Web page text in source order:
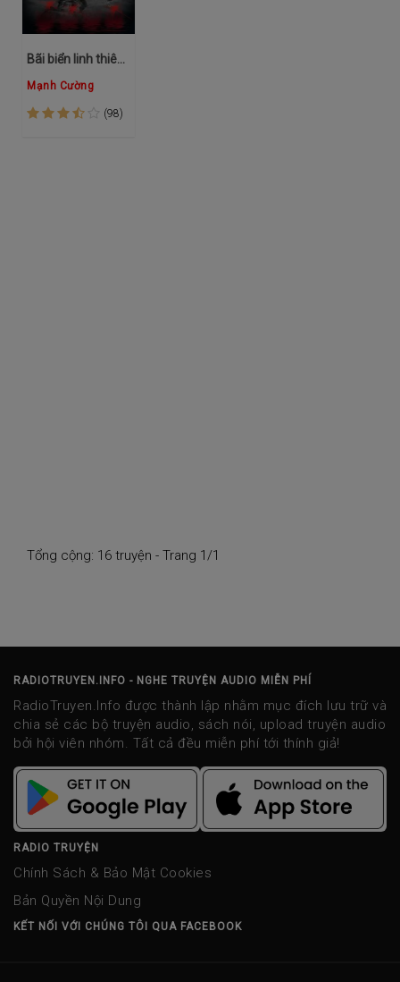
Bãi biển linh thiêng
Mạnh Cường
(98)
Tổng cộng: 16 truyện - Trang 1/1
RADIOTRUYEN.INFO - NGHE TRUYỆN AUDIO MIỄN PHÍ
RadioTruyen.Info được thành lập nhằm mục đích lưu trữ và
chia sẻ các bộ truyện audio, sách nói, upload truyện audio
bởi hội viên nhóm. Tất cả đều miễn phí tới thính giả!
RADIO TRUYỆN
Chính Sách & Bảo Mật Cookies
Bản Quyền Nội Dung
KẾT NỐI VỚI CHÚNG TÔI QUA FACEBOOK